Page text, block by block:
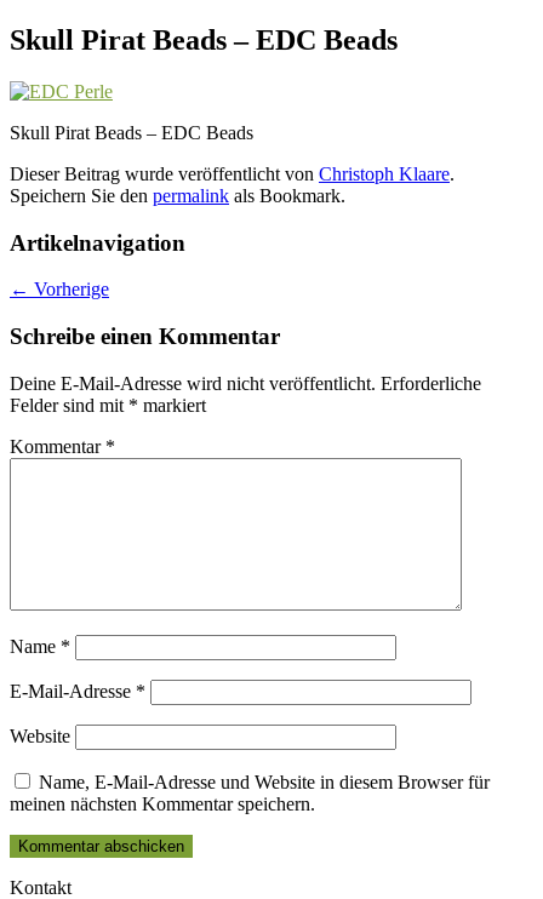
Skull Pirat Beads – EDC Beads
Skull Pirat Beads – EDC Beads
Dieser Beitrag wurde veröffentlicht von Christoph Klaare.
Speichern Sie den permalink als Bookmark.
Artikelnavigation
← Vorherige
Schreibe einen Kommentar
Deine E-Mail-Adresse wird nicht veröffentlicht. Erforderliche
Felder sind mit * markiert
Kommentar *
Name *
E-Mail-Adresse *
Website
Name, E-Mail-Adresse und Website in diesem Browser für
meinen nächsten Kommentar speichern.
Kontakt